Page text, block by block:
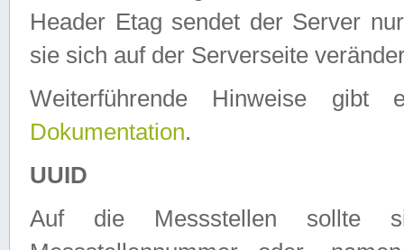
Header Etag sendet der Server
sie sich auf der Serverseite
Weiterführende Hinweise
Dokumentation.
UUID
Auf die Messstellen sollte